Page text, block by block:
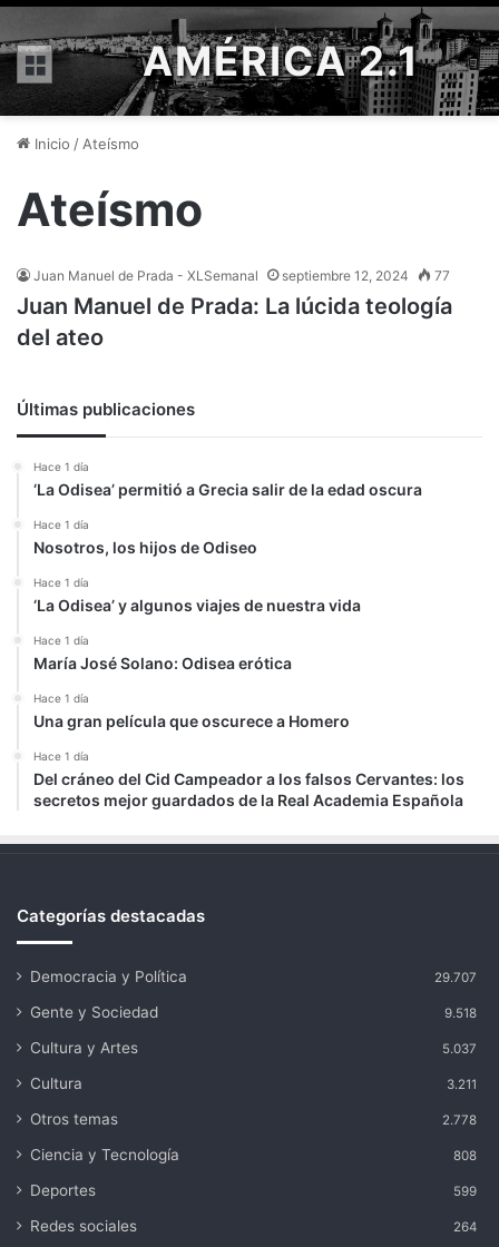
Menú AMÉRICA 2.1
Inicio / Ateísmo
Ateísmo
Juan Manuel de Prada - XLSemanal septiembre 12, 2024 77
Juan Manuel de Prada: La lúcida teología
del ateo
Últimas publicaciones
Hace 1 día
‘La Odisea’ permitió a Grecia salir de la edad oscura
Hace 1 día
Nosotros, los hijos de Odiseo
Hace 1 día
‘La Odisea’ y algunos viajes de nuestra vida
Hace 1 día
María José Solano: Odisea erótica
Hace 1 día
Una gran película que oscurece a Homero
Hace 1 día
Del cráneo del Cid Campeador a los falsos Cervantes: los
secretos mejor guardados de la Real Academia Española
Categorías destacadas
Democracia y Política 29.707
Gente y Sociedad 9.518
Cultura y Artes 5.037
Cultura 3.211
Otros temas 2.778
Ciencia y Tecnología 808
Deportes 599
Redes sociales 264